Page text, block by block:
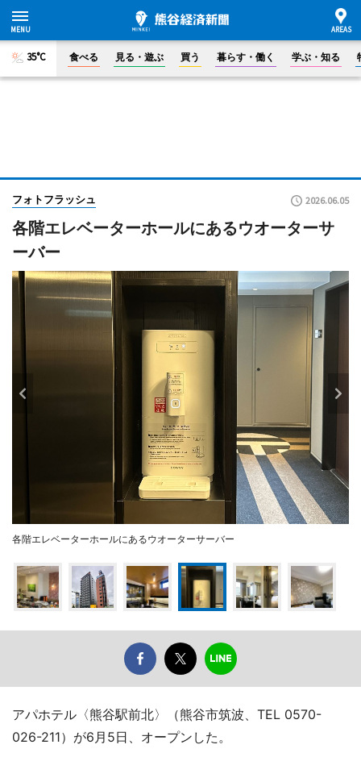
35°C 食べる 見る・遊ぶ 買う 暮らす・働く 学ぶ・知る
フォトフラッシュ 2026.06.05
各階エレベーターホールにあるウオーターサ
ーバー
各階エレベーターホールにあるウオーターサーバー
アパホテル〈熊谷駅前北〉（熊谷市筑波、TEL 0570-
026-211）が6月5日、オープンした。